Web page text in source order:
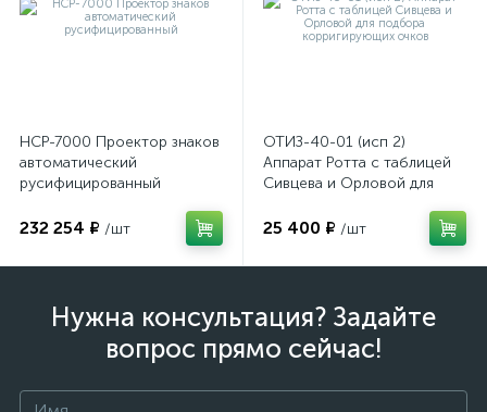
НСР-7000 Проектор знаков
автоматический
русифицированный
232 254 ₽ /шт
ОТИЗ-40-01 (исп 2)
Аппарат Ротта с таблицей
Сивцева и Орловой для
очков
25 400 ₽ /шт
Нужна консультация? Задайте
вопрос прямо сейчас!